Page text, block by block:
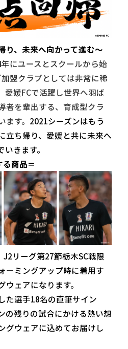
り、未来へ向かって進む～
にユースとスクールから始
盟クラブとしては非常に稀
愛媛FCで活躍し世界へ羽ば
者を輩出する、育成型クラ
す。 2021シーズンはもう
立ち帰り、愛媛と共に未来へ
きます。
商品＝
リーグ第27節栃木SC戦限
ーミングアップ時に着用す
ウェアになります。
た選手18名の直筆サイン
の残りの試合にかける熱い想
グウェアに込めてお届けし